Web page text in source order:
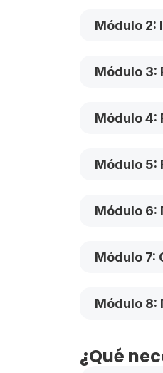
Módulo 2:
Módulo 3:
Módulo 4:
Módulo 5:
Módulo 6:
Módulo 7:
Módulo 8:
¿Qué